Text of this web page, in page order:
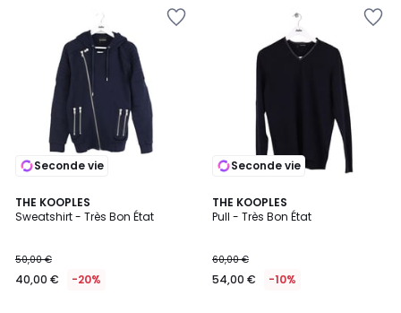
Seconde vie
THE KOOPLES
Sweatshirt - Très Bon État
50,00 €
40,00 € -20%
Seconde vie
THE KOOPLES
Pull - Très Bon État
60,00 €
54,00 € -10%